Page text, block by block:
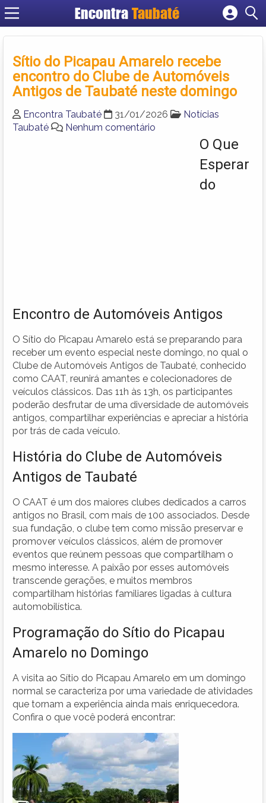
EncontraTaubaté
Cadastrar empresa
Criar conta
Sítio do Picapau Amarelo recebe
encontro do Clube de Automóveis
Antigos de Taubaté neste domingo
Encontra Taubaté 31/01/2026
Notícias
Taubaté
Nenhum comentário
O Que
Esperar
do
Encontro de Automóveis Antigos
O Sítio do Picapau Amarelo está se preparando para
receber um evento especial neste domingo, no qual o
Clube de Automóveis Antigos de Taubaté, conhecido
como CAAT, reunirá amantes e colecionadores de
veículos clássicos. Das 11h às 13h, os participantes
poderão desfrutar de uma diversidade de automóveis
antigos, compartilhar experiências e apreciar a história
por trás de cada veículo.
História do Clube de Automóveis
Antigos de Taubaté
O CAAT é um dos maiores clubes dedicados a carros
antigos no Brasil, com mais de 100 associados. Desde
sua fundação, o clube tem como missão preservar e
promover veículos clássicos, além de promover
eventos que reúnem pessoas que compartilham o
mesmo interesse. A paixão por esses automóveis
transcende gerações, e muitos membros
compartilham histórias familiares ligadas à cultura
automobilística.
Programação do Sítio do Picapau
Amarelo no Domingo
A visita ao Sítio do Picapau Amarelo em um domingo
normal se caracteriza por uma variedade de atividades
que tornam a experiência ainda mais enriquecedora.
Confira o que você poderá encontrar: